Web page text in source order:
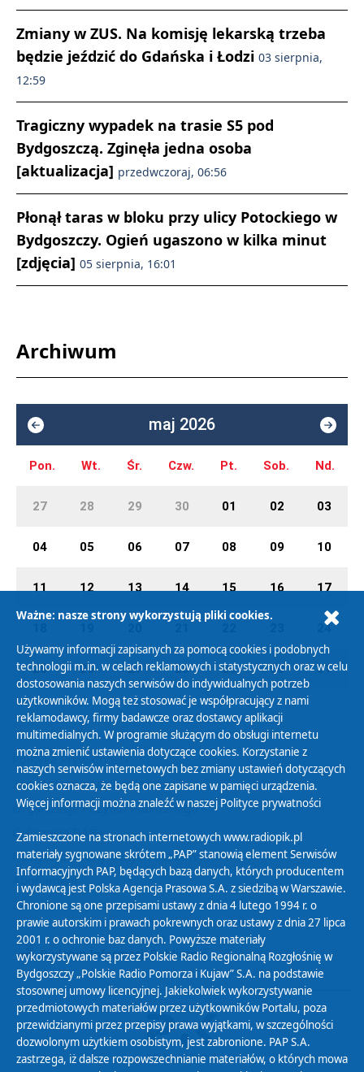
Zmiany w ZUS. Na komisję lekarską trzeba
będzie jeździć do Gdańska i Łodzi 03 sierpnia,
12:59
Tragiczny wypadek na trasie S5 pod
Bydgoszczą. Zginęła jedna osoba
[aktualizacja] przedwczoraj, 06:56
Płonął taras w bloku przy ulicy Potockiego w
Bydgoszczy. Ogień ugaszono w kilka minut
[zdjęcia] 05 sierpnia, 16:01
Archiwum
maj 2026
Pon. Wt. Śr. Czw. Pt. Sob. Nd.
27 28 29 30 01 02 03
04 05 06 07 08 09 10
11 12 13 14 15 16 17
24
25 26 27 28 29 30 31
Polityka Prywatności
Zasady korzystania z Serwisu
Organizacje Pożytku Publicznego
Cyfryzacja DAB+
Polityka ochrony danych osobowych
Abonament
Zamówienia publiczne
Biuletyn Informacji Publicznej
Ważne: nasze strony wykorzystują pliki cookies.
Używamy informacji zapisanych za pomocą cookies i podobnych
technologii m.in. w celach reklamowych i statystycznych oraz w celu
dostosowania naszych serwisów do indywidualnych potrzeb
użytkowników. Mogą też stosować je współpracujący z nami
reklamodawcy, firmy badawcze oraz dostawcy aplikacji
multimedialnych. W programie służącym do obsługi internetu
można zmienić ustawienia dotyczące cookies. Korzystanie z
naszych serwisów internetowych bez zmiany ustawień dotyczących
cookies oznacza, że będą one zapisane w pamięci urządzenia.
Więcej informacji można znaleźć w naszej Polityce prywatności
Zamieszczone na stronach internetowych www.radiopik.pl
materiały sygnowane skrótem „PAP” stanowią element Serwisów
Informacyjnych PAP, będących bazą danych, których producentem
i wydawcą jest Polska Agencja Prasowa S.A. z siedzibą w Warszawie.
Chronione są one przepisami ustawy z dnia 4 lutego 1994 r. o
prawie autorskim i prawach pokrewnych oraz ustawy z dnia 27 lipca
2001 r. o ochronie baz danych. Powyższe materiały
wykorzystywane są przez Polskie Radio Regionalną Rozgłośnię w
Bydgoszczy „Polskie Radio Pomorza i Kujaw” S.A. na podstawie
stosownej umowy licencyjnej. Jakiekolwiek wykorzystywanie
przedmiotowych materiałów przez użytkowników Portalu, poza
przewidzianymi przez przepisy prawa wyjątkami, w szczególności
dozwolonym użytkiem osobistym, jest zabronione. PAP S.A.
zastrzega, iż dalsze rozpowszechnianie materiałów, o których mowa